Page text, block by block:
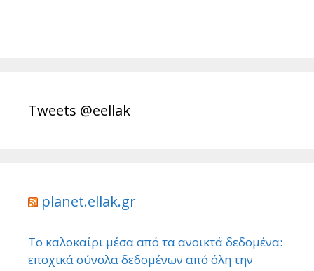
Tweets @eellak
planet.ellak.gr
Το καλοκαίρι μέσα από τα ανοικτά δεδομένα:
εποχικά σύνολα δεδομένων από όλη την